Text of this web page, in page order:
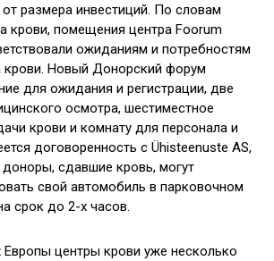
размера инвестиций. По словам
крови, помещения центра Foorum
ожиданиям и потребностям
крови. Новый Донорский форум
для ожидания и регистрации, две
осмотра, шестиместное
крови и комнату для персонала и
договоренность с Ühisteenuste AS,
сдавшие кровь, могут
свой автомобиль в парковочном
срок до 2-х часов.
Европы центры крови уже несколько